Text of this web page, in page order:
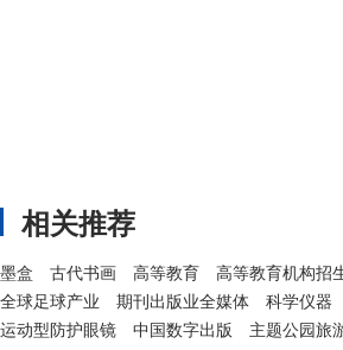
相关推荐
墨盒 古代书画 高等教育 高等教育机构招
全球足球产业
期刊出版业全媒体 科学仪器
运动型防护眼镜
中国数字出版 主题公园旅